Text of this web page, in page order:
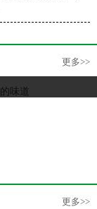
更多>>
更多>>